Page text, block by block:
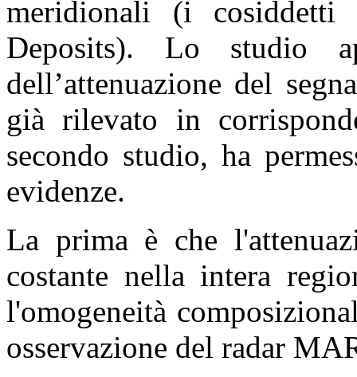
meridionali (i
Deposits). Lo studio
dell’attenuazione del
già rilevato in
secondo studio, ha
evidenze.
La prima è che
costante nella intera
l'omogeneità
osservazione del radar